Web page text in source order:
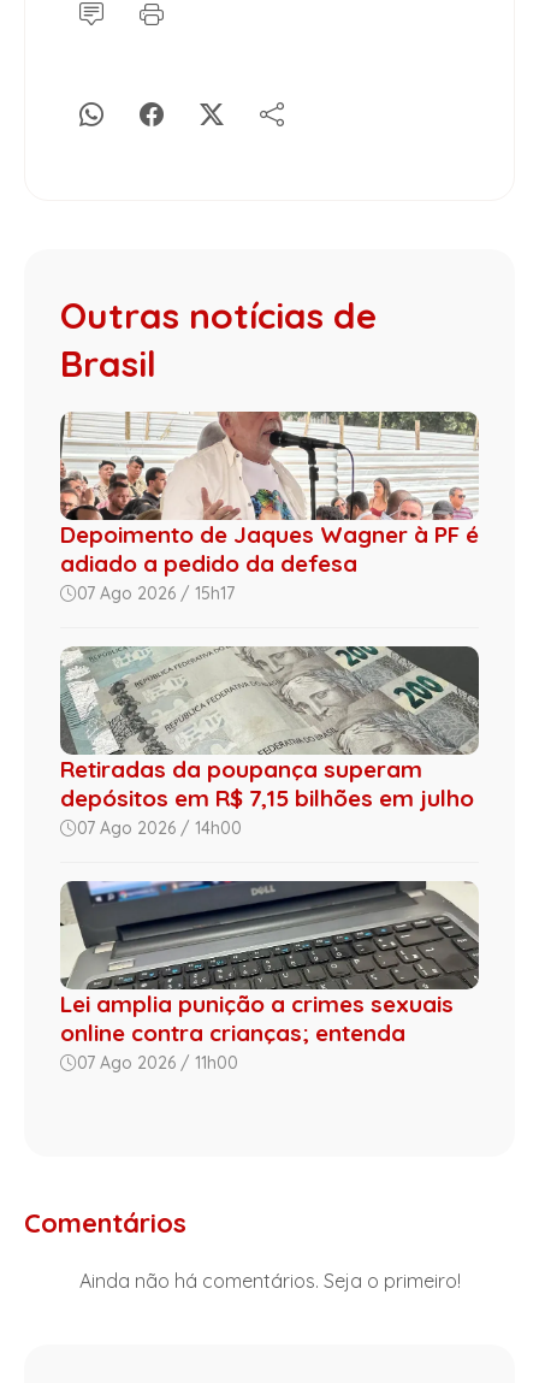
Outras notícias de
Brasil
Depoimento de Jaques Wagner à PF é
adiado a pedido da defesa
07 Ago 2026 / 15h17
Retiradas da poupança superam
depósitos em R$ 7,15 bilhões em julho
07 Ago 2026 / 14h00
Lei amplia punição a crimes sexuais
online contra crianças; entenda
07 Ago 2026 / 11h00
Comentários
Ainda não há comentários. Seja o primeiro!